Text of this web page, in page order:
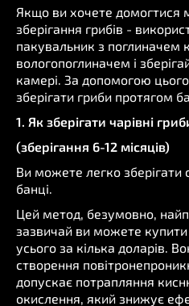
Якщо ви хочете домогтися
зберігання грибів -
пакувальник з поглиначем
вологопоглиначем і
камері. За допомогою
зберігати гриби протягом
1. Як зберігати чарівні
(зберігання 6-12 місяців)
Ви можете легко зберігати
банці.
Цей метод, безумовно,
зазвичай ви можете
усього за кілька доларів.
створення
допускає потрапляння
окислення, який знижує